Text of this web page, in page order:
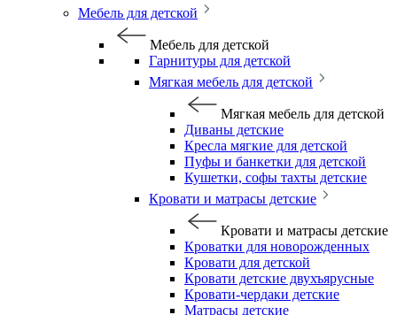
Мебель для детской
Мебель для детской
Гарнитуры для детской
Мягкая мебель для детской
Мягкая мебель для детской
Диваны детские
Кресла мягкие для детской
Пуфы и банкетки для детской
Кушетки, софы тахты детские
Кровати и матрасы детские
Кровати и матрасы детские
Кроватки для новорожденных
Кровати для детской
Кровати детские двухъярусные
Кровати-чердаки детские
Матрасы детские